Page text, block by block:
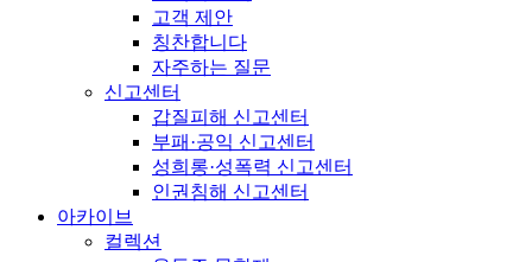
고객 제안
칭찬합니다
자주하는 질문
신고센터
갑질피해 신고센터
부패·공익 신고센터
성희롱·성폭력 신고센터
인권침해 신고센터
아카이브
컬렉션